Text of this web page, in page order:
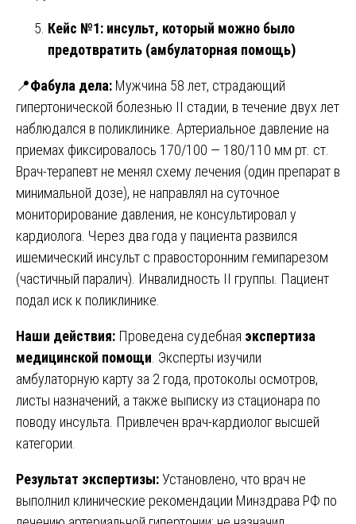
Кейс №1: инсульт, который можно было
предотвратить (амбулаторная помощь)
📍Фабула дела: Мужчина 58 лет, страдающий
гипертонической болезнью II стадии, в течение двух лет
наблюдался в поликлинике. Артериальное давление на
приемах фиксировалось 170/100 — 180/110 мм рт. ст.
Врач-терапевт не менял схему лечения (один препарат в
минимальной дозе), не направлял на суточное
мониторирование давления, не консультировал у
кардиолога. Через два года у пациента развился
ишемический инсульт с правосторонним гемипарезом
(частичный паралич). Инвалидность II группы. Пациент
подал иск к поликлинике.
Наши действия: Проведена судебная экспертиза
медицинской помощи . Эксперты изучили
амбулаторную карту за 2 года, протоколы осмотров,
листы назначений, а также выписку из стационара по
поводу инсульта. Привлечен врач-кардиолог высшей
категории.
Результат экспертизы:Установлено, что врач не
выполнил клинические рекомендации Минздрава РФ по